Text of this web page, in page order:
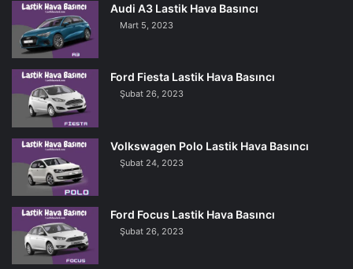
Audi A3 Lastik Hava Basıncı
Mart 5, 2023
Ford Fiesta Lastik Hava Basıncı
Şubat 26, 2023
Volkswagen Polo Lastik Hava Basıncı
Şubat 24, 2023
Ford Focus Lastik Hava Basıncı
Şubat 26, 2023